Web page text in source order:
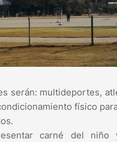
serán: multideportes,
físico
carné del niño